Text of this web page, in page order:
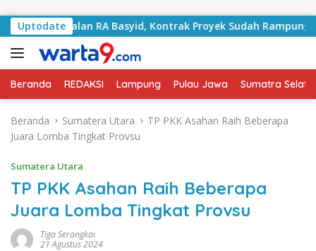
Uptodate
Jalan RA Basyid, Kontrak Proyek Sudah Rampung
Beranda REDAKSI Lampung Pulau Jawa Sumatra
Beranda Sumatera Utara
TP PKK Asahan Raih Beberapa
Juara Lomba Tingkat Provsu
Sumatera Utara
TP PKK Asahan Raih Beberapa
Juara Lomba Tingkat Provsu
Tiga Serangkai
21 Agustus 2024